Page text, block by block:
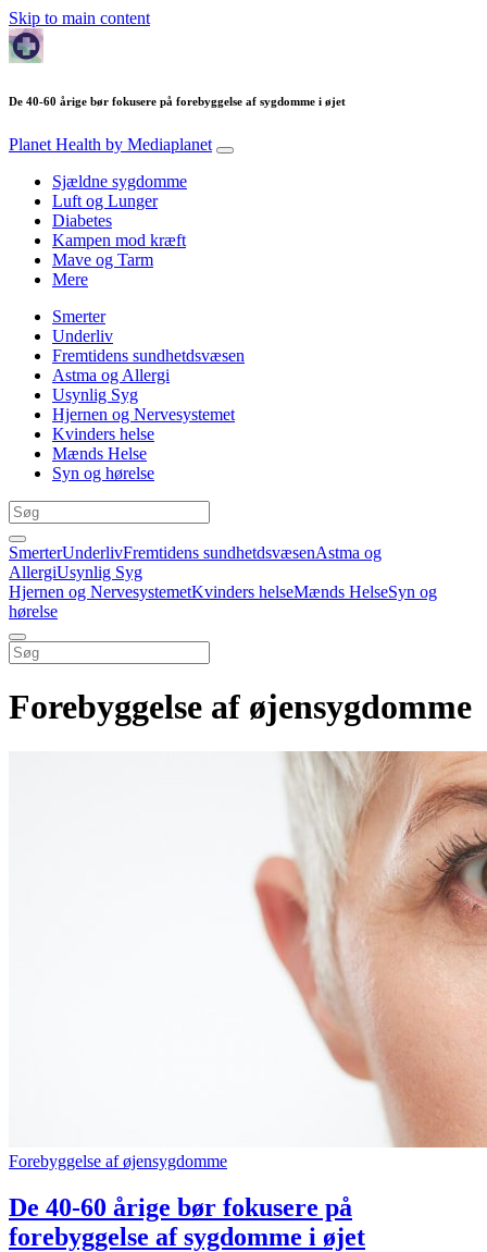
Skip to main content
De 40-60 årige bør fokusere på forebyggelse af sygdomme i øjet
Planet Health by Mediaplanet
Sjældne sygdomme
Luft og Lunger
Diabetes
Kampen mod kræft
Mave og Tarm
Mere
Smerter
Underliv
Fremtidens sundhetdsvæsen
Astma og Allergi
Usynlig Syg
Hjernen og Nervesystemet
Kvinders helse
Mænds Helse
Syn og hørelse
SmerterUnderlivFremtidens sundhetdsvæsenAstma og
AllergiUsynlig Syg
Hjernen og NervesystemetKvinders helseMænds HelseSyn og
hørelse
Forebyggelse af øjensygdomme
Forebyggelse af øjensygdomme
De 40-60 årige bør fokusere på
forebyggelse af sygdomme i øjet